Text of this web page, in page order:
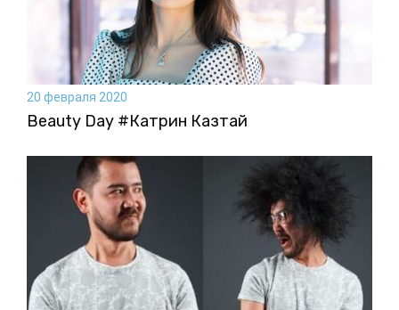
20 февраля 2020
Beauty Day #Катрин Казтай